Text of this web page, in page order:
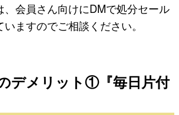
、会員さん向けにDMで処分セール
ますのでご相談ください。
デメリット①『毎日片付